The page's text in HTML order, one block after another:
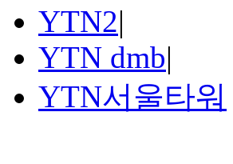
YTN2|
YTN dmb|
YTN서울타워